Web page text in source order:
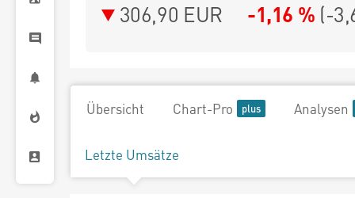
306,90 EUR -1,16 % (-
Übersicht Chart-Pro Analysen
Letzte Umsätze